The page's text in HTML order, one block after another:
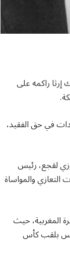
إرثا راكمه على
في حق الفقيد،
لقجع، رئيس
التعازي والمواساة
المغربية، حيث
بلقب كأس